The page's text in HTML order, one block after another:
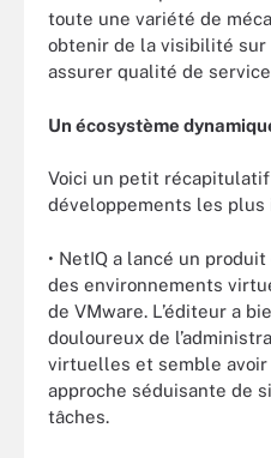
toute une variété de
obtenir de la visibilité
assurer qualité de
Un écosystème
Voici un petit
développements les plus
• NetIQ a lancé un
des environnements
de VMware. L’éditeur a
douloureux de
virtuelles et semble avoir
approche séduisante de
tâches.